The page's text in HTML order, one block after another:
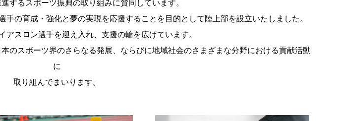
するスポーツ振興の取り組みに賛同しています。
の育成・強化と夢の実現を応援することを目的として陸上部を設立いたしました。
アスロン選手を迎え入れ、支援の輪を広げています。
のスポーツ界のさらなる発展、ならびに地域社会のさまざまな分野における貢献活動
に
取り組んでまいります。